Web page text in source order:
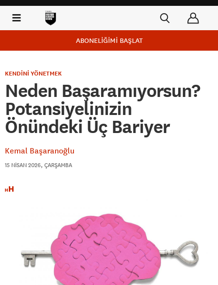
ABONELİĞİMİ BAŞLAT
KENDİNİ YÖNETMEK
Neden Başaramıyorsun?
Potansiyelinizin
Önündeki Üç Bariyer
Kemal Başaranoğlu
15 NISAN 2026, ÇARŞAMBA